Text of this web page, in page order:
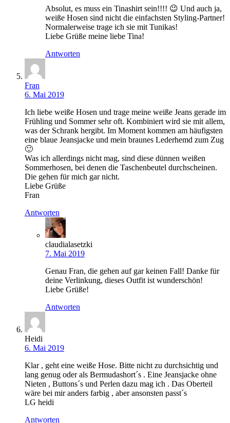
Absolut, es muss ein Tinashirt sein!!!! 😉 Und auch ja,
weiße Hosen sind nicht die einfachsten Styling-Partner!
Normalerweise trage ich sie mit Tunikas!
Liebe Grüße meine liebe Tina!
Antworten
Fran
6. Mai 2019
Ich liebe weiße Hosen und trage meine weiße Jeans gerade im
Frühling und Sommer sehr oft. Kombiniert wird sie mit allem,
was der Schrank hergibt. Im Moment kommen am häufigsten
eine blaue Jeansjacke und mein braunes Lederhemd zum Zug
🙂
Was ich allerdings nicht mag, sind diese dünnen weißen
Sommerhosen, bei denen die Taschenbeutel durchscheinen.
Die gehen für mich gar nicht.
Liebe Grüße
Fran
Antworten
claudialasetzki
7. Mai 2019
Genau Fran, die gehen auf gar keinen Fall! Danke für
deine Verlinkung, dieses Outfit ist wunderschön!
Liebe Grüße!
Antworten
Heidi
6. Mai 2019
Klar , geht eine weiße Hose. Bitte nicht zu durchsichtig und
lang genug oder als Bermudashort´s . Eine Jeansjacke ohne
Nieten , Buttons´s und Perlen dazu mag ich . Das Oberteil
wäre bei mir anders farbig , aber ansonsten passt´s
LG heidi
Antworten